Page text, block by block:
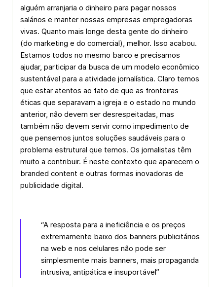
alguém arranjaria o dinheiro para pagar nossos
salários e manter nossas empresas empregadoras
vivas. Quanto mais longe desta gente do dinheiro
(do marketing e do comercial), melhor. Isso acabou.
Estamos todos no mesmo barco e precisamos
ajudar, participar da busca de um modelo econômico
sustentável para a atividade jornalística. Claro temos
que estar atentos ao fato de que as fronteiras
éticas que separavam a igreja e o estado no mundo
anterior, não devem ser desrespeitadas, mas
também não devem servir como impedimento de
que pensemos juntos soluções saudáveis para o
problema estrutural que temos. Os jornalistas têm
muito a contribuir. É neste contexto que aparecem o
branded content e outras formas inovadoras de
publicidade digital.
“A resposta para a ineficiência e os preços
extremamente baixo dos banners publicitários
na web e nos celulares não pode ser
simplesmente mais banners, mais propaganda
intrusiva, antipática e insuportável”